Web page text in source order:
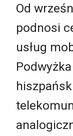
Od
podnosi
usług